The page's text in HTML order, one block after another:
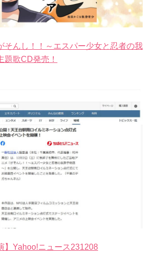
そんし！！～エスパー少女と忍者の我
題歌CD発売！
】Yahoo!ニュース231208